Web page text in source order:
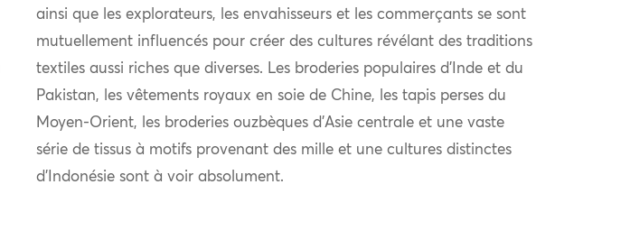
ainsi que les explorateurs, les envahisseurs et les commerçants se sont
mutuellement influencés pour créer des cultures révélant des traditions
textiles aussi riches que diverses. Les broderies populaires d’Inde et du
Pakistan, les vêtements royaux en soie de Chine, les tapis perses du
Moyen-Orient, les broderies ouzbèques d’Asie centrale et une vaste
série de tissus à motifs provenant des mille et une cultures distinctes
d’Indonésie sont à voir absolument.